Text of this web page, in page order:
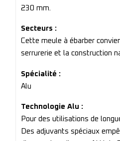
230 mm.
Secteurs :
Cette meule à ébarber
serrurerie et la construction
Spécialité :
Alu
Technologie Alu :
Pour des utilisations de
Des adjuvants spéciaux